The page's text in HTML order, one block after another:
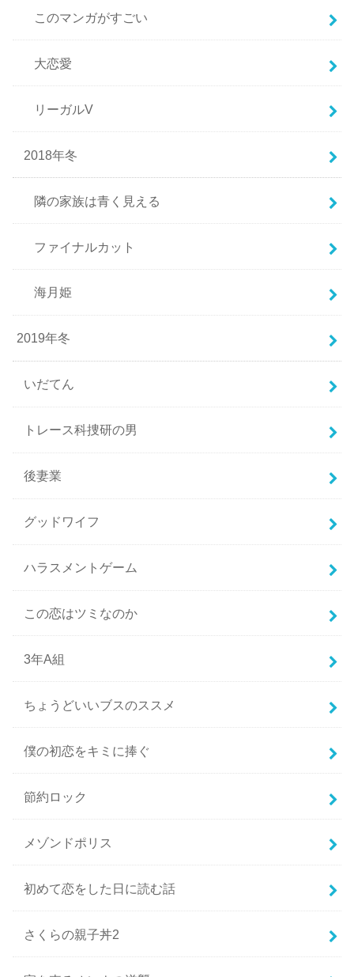
このマンガがすごい
大恋愛
リーガルV
2018年冬
隣の家族は青く見える
ファイナルカット
海月姫
2019年冬
いだてん
トレース科捜研の男
後妻業
グッドワイフ
ハラスメントゲーム
この恋はツミなのか
3年A組
ちょうどいいブスのススメ
僕の初恋をキミに捧ぐ
節約ロック
メゾンドポリス
初めて恋をした日に読む話
さくらの親子丼2